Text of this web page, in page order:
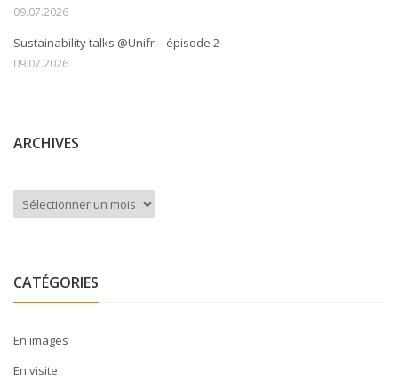
09.07.2026
Sustainability talks @Unifr – épisode 2
09.07.2026
ARCHIVES
Archives
CATÉGORIES
En images
En visite